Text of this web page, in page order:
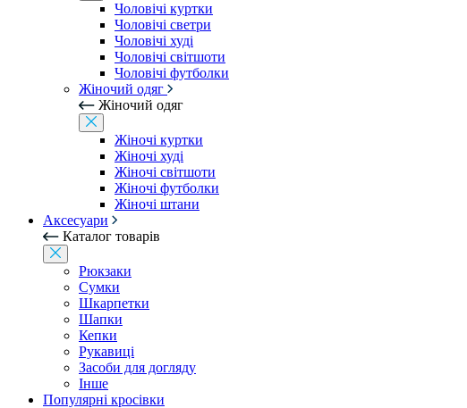
Чоловічі куртки
Чоловічі светри
Чоловічі худі
Чоловічі світшоти
Чоловічі футболки
Жіночий одяг
Жіночий одяг
Жіночі куртки
Жіночі худі
Жіночі світшоти
Жіночі футболки
Жіночі штани
Аксесуари
Каталог товарів
Рюкзаки
Сумки
Шкарпетки
Шапки
Кепки
Рукавиці
Засоби для догляду
Інше
Популярні кросівки